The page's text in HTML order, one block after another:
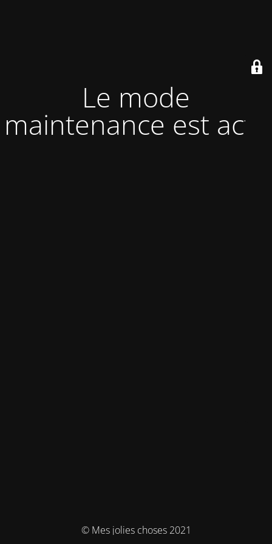
Le mode
maintenance est actif
© Mes jolies choses 2021